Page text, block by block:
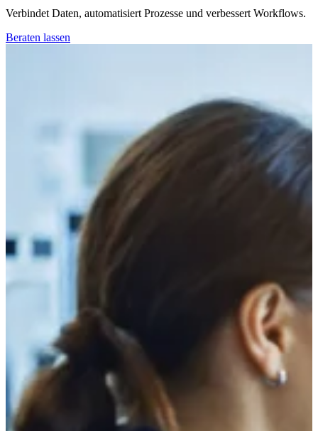
Verbindet Daten, automatisiert Prozesse und verbessert Workflows.
Beraten lassen